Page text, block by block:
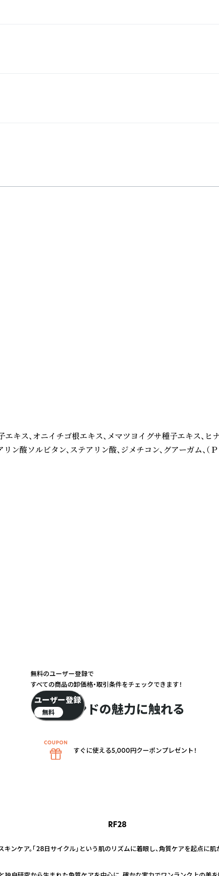
キス、オニイチゴ根エキス、メマツヨイグサ種子エ
ルビタン、ステアリン酸、ジメチコン、グアーガム、
ブランドの魅力に触れる
RF28
ンケア。「28日サイクル」という肌のリズムに着眼し、角質ケアを起点に
無料のユーザー登録で
すべての商品の卸価格・取引条件をチェックできます！
ユーザー登録
無料
すぐに使える5,000円クーポンプレゼント！